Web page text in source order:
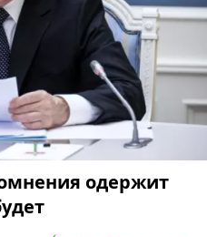
одержит